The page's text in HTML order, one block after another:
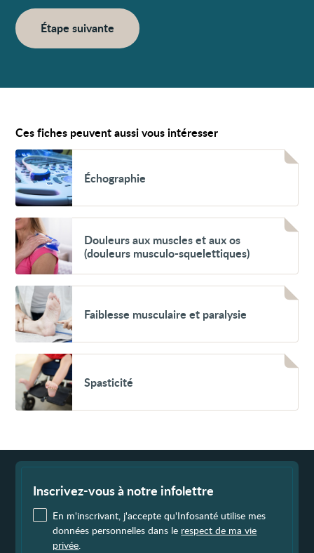
Étape suivante
Ces fiches peuvent aussi vous intéresser
Voir
Échographie
Échographie
Voir
Douleurs
aux
muscles
et
os
(douleurs
musculo-
squelettiques)
Douleurs aux muscles et aux os
(douleurs musculo-squelettiques)
Voir
Faiblesse
musculaire
et
paralysie
Faiblesse musculaire et paralysie
Voir
Spasticité
Spasticité
Inscrivez-vous à notre infolettre
En m'inscrivant, j'accepte qu'Infosanté utilise mes
données personnelles dans le respect de ma vie
privée.